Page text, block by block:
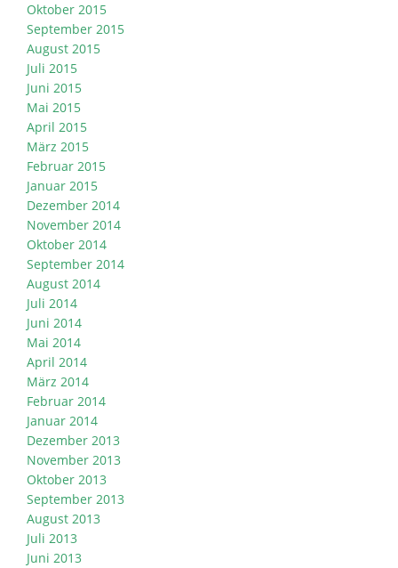
Oktober 2015
September 2015
August 2015
Juli 2015
Juni 2015
Mai 2015
April 2015
März 2015
Februar 2015
Januar 2015
Dezember 2014
November 2014
Oktober 2014
September 2014
August 2014
Juli 2014
Juni 2014
Mai 2014
April 2014
März 2014
Februar 2014
Januar 2014
Dezember 2013
November 2013
Oktober 2013
September 2013
August 2013
Juli 2013
Juni 2013